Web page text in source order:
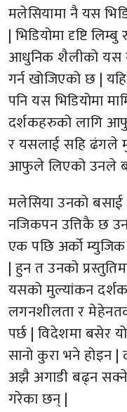
मलेसियामा नै यस
| भिडियोमा दृष्टि
आधुनिक शैलीको यस
गर्न खोजिएको छ |
पनि यस भिडियोमा
दर्शकहरुको लागि
र यसलाई सहि ढंगले
आफुले लिएको उनले
मलेसिया उनको
नजिकपन उत्तिकै छ
एक पछि अर्को म्युजिक
| हुन त उनको
यसको मुल्यांकन
लगनशीलता र
पर्छ | विदेशमा बसेर
सानो कुरा भने होइन
अझै अगाडी बढ्न सक्ने
गरेका छन् |